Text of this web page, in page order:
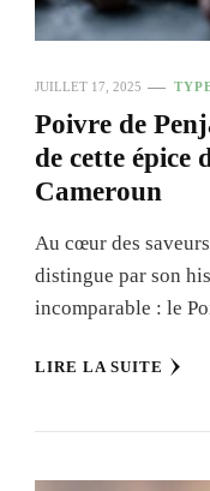
JUILLET 17, 2025
Poivre de
de cette épice
Cameroun
Au cœur des
distingue par son
incomparable : le
LIRE LA SUITE